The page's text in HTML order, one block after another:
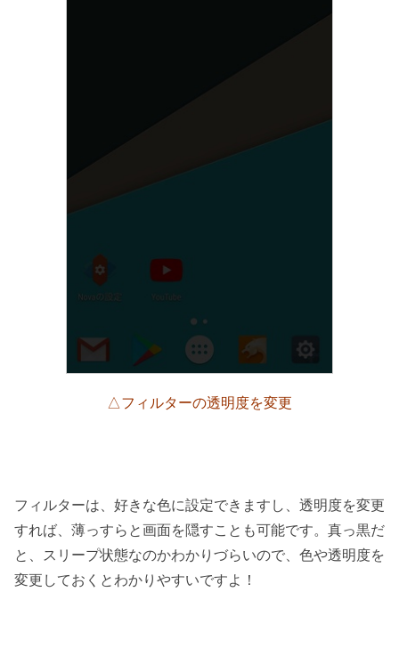
△フィルターの透明度を変更
フィルターは、好きな色に設定できますし、透明度を変更
すれば、薄っすらと画面を隠すことも可能です。真っ黒だ
と、スリープ状態なのかわかりづらいので、色や透明度を
変更しておくとわかりやすいですよ！